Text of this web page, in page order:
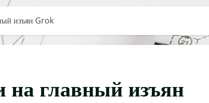
изъян Grok
главный изъян